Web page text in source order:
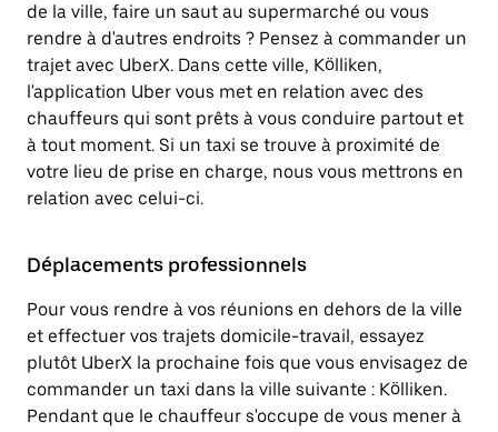
de la ville, faire un saut au supermarché ou vous
rendre à d'autres endroits ? Pensez à commander un
trajet avec UberX. Dans cette ville, Kölliken,
l'application Uber vous met en relation avec des
chauffeurs qui sont prêts à vous conduire partout et
à tout moment. Si un taxi se trouve à proximité de
votre lieu de prise en charge, nous vous mettrons en
relation avec celui-ci.
Déplacements professionnels
Pour vous rendre à vos réunions en dehors de la ville
et effectuer vos trajets domicile-travail, essayez
plutôt UberX la prochaine fois que vous envisagez de
commander un taxi dans la ville suivante : Kölliken.
Pendant que le chauffeur s'occupe de vous mener à